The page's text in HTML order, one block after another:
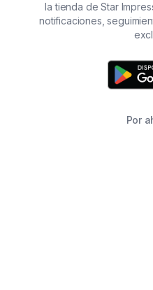
la tienda de Star
notificaciones,
Por